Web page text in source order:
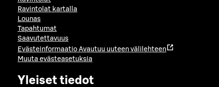
Ravintolat kartalla
Lounas
Tapahtumat
Saavutettavuus
Evästeinformaatio Avautuu uuteen välilehteen
Muuta evästeasetuksia
Yleiset tiedot